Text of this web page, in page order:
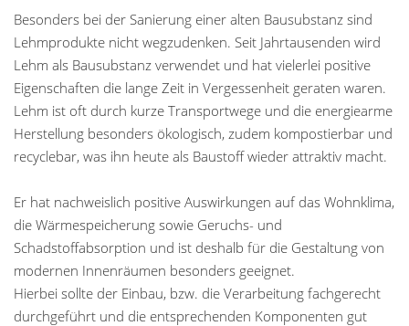
Besonders bei der Sanierung einer alten Bausubstanz sind
Lehmprodukte nicht wegzudenken. Seit Jahrtausenden wird
Lehm als Bausubstanz verwendet und hat vielerlei positive
Eigenschaften die lange Zeit in Vergessenheit geraten waren.
Lehm ist oft durch kurze Transportwege und die energiearme
Herstellung besonders ökologisch, zudem kompostierbar und
recyclebar, was ihn heute als Baustoff wieder attraktiv macht.
Er hat nachweislich positive Auswirkungen auf das Wohnklima,
die Wärmespeicherung sowie Geruchs- und
Schadstoffabsorption und ist deshalb für die Gestaltung von
modernen Innenräumen besonders geeignet.
Hierbei sollte der Einbau, bzw. die Verarbeitung fachgerecht
durchgeführt und die entsprechenden Komponenten gut